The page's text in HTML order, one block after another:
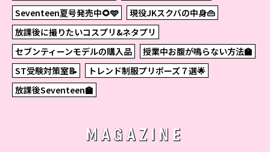
Seventeen夏号発売中🌻🩵
現役JKスクバの中身👜
放課後に撮りたいコスプリ&ネタプリ
セブンティーンモデルの購入品
授業中お腹が鳴らない方法🏫
ST受験対策室📝
トレンド制服プリポーズ７選🌟
放課後Seventeen🏫
MAGAZINE